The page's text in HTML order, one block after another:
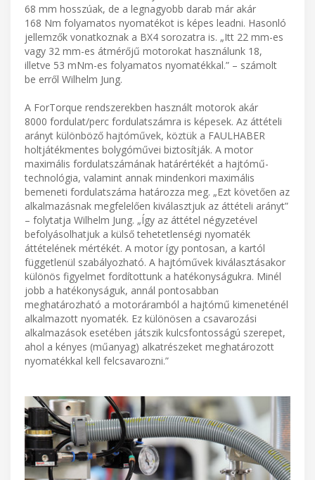
68 mm hosszúak, de a legnagyobb darab már akár
168 Nm folyamatos nyomatékot is képes leadni. Hasonló
jellemzők vonatkoznak a BX4 sorozatra is. „Itt 22 mm-es
vagy 32 mm-es átmérőjű motorokat használunk 18,
illetve 53 mNm-es folyamatos nyomatékkal.” – számolt
be erről Wilhelm Jung.
A ForTorque rendszerekben használt motorok akár
8000 fordulat/perc fordulatszámra is képesek. Az áttételi
arányt különböző hajtóművek, köztük a FAULHABER
holtjátékmentes bolygóművei biztosítják. A motor
maximális fordulatszámának határértékét a hajtómű-
technológia, valamint annak mindenkori maximális
bemeneti fordulatszáma határozza meg. „Ezt követően az
alkalmazásnak megfelelően kiválasztjuk az áttételi arányt”
– folytatja Wilhelm Jung. „Így az áttétel négyzetével
befolyásolhatjuk a külső tehetetlenségi nyomaték
áttételének mértékét. A motor így pontosan, a kartól
függetlenül szabályozható. A hajtóművek kiválasztásakor
különös figyelmet fordítottunk a hatékonyságukra. Minél
jobb a hatékonyságuk, annál pontosabban
meghatározható a motoráramból a hajtómű kimeneténél
alkalmazott nyomaték. Ez különösen a csavarozási
alkalmazások esetében játszik kulcsfontosságú szerepet,
ahol a kényes (műanyag) alkatrészeket meghatározott
nyomatékkal kell felcsavarozni.”